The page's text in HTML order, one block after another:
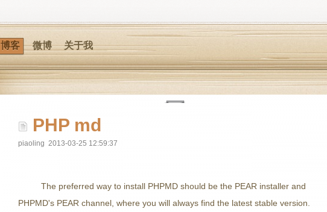
博客 微博 关于我
PHP md
piaoling 2013-03-25 12:59:37
The preferred way to install PHPMD should be the PEAR installer and
PHPMD's PEAR channel, where you will always find the latest stable version.